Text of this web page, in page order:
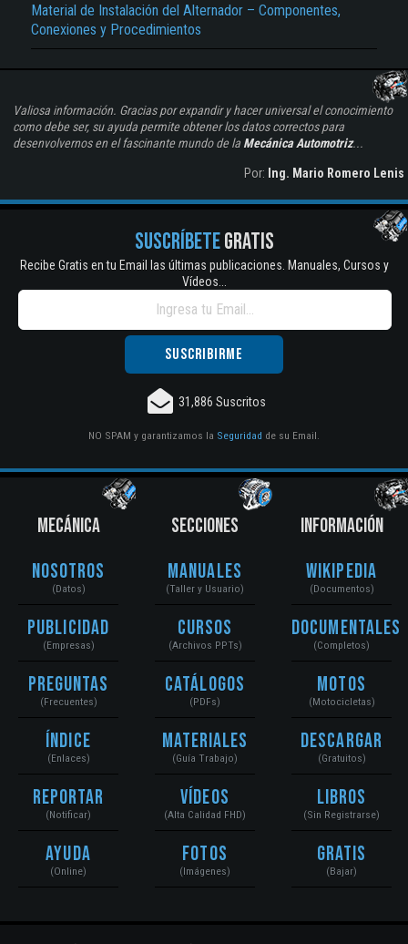
Material de Instalación del Alternador – Componentes,
Conexiones y Procedimientos
Valiosa información. Gracias por expandir y hacer universal el conocimiento
como debe ser, su ayuda permite obtener los datos correctos para
desenvolvernos en el fascinante mundo de la Mecánica Automotriz...
Por: Ing. Mario Romero Lenis
SUSCRÍBETEGRATIS
Recibe Gratis en tu Email las últimas publicaciones. Manuales, Cursos y
Vídeos...
31,886 Suscritos
NO SPAM y garantizamos la Seguridad de su Email.
MECÁNICA
Nosotros
(Datos)
Publicidad
(Empresas)
Preguntas
(Frecuentes)
Índice
(Enlaces)
Reportar
(Notificar)
Ayuda
(Online)
SECCIONES
Manuales
(Taller y Usuario)
Cursos
(Archivos PPTs)
Catálogos
(PDFs)
Materiales
(Guía Trabajo)
Vídeos
(Alta Calidad FHD)
Fotos
(Imágenes)
INFORMACIÓN
Wikipedia
(Documentos)
Documentales
(Completos)
Motos
(Motocicletas)
Descargar
(Gratuitos)
Libros
(Sin Registrarse)
Gratis
(Bajar)